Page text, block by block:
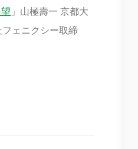
」山極壽一 京都大
ェニクシー取締